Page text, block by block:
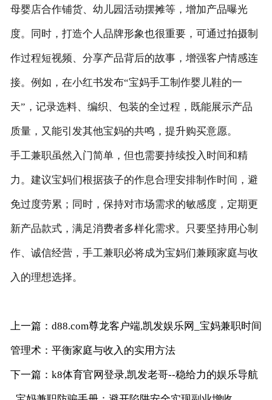
母婴店合作铺货、幼儿园活动摆摊等，增加产品曝光
度。同时，打造个人品牌形象也很重要，可通过拍摄制
作过程短视频、分享产品背后的故事，增强客户情感连
接。例如，在小红书发布“宝妈手工制作婴儿鞋的一
天”，记录选料、编织、包装的全过程，既能展示产品
质量，又能引发其他宝妈的共鸣，提升购买意愿。
手工兼职虽然入门简单，但也需要持续投入时间和精
力。建议宝妈们根据孩子的作息合理安排制作时间，避
免过度劳累；同时，保持对市场需求的敏感度，定期更
新产品款式，满足消费者多样化需求。只要坚持用心制
作、诚信经营，手工兼职必将成为宝妈们兼顾家庭与收
入的理想选择。
上一篇：d88.com尊龙客户端,凯发娱乐网_宝妈兼职时间
管理术：平衡家庭与收入的实用方法
下一篇：k8体育官网登录,凯发老哥--稳给力的娱乐导航